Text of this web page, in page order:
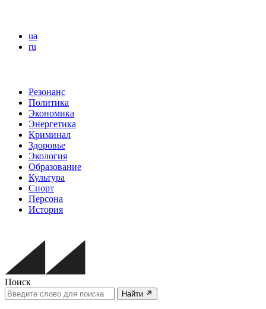
ua
ru
Резонанс
Политика
Экономика
Энергетика
Криминал
Здоровье
Экология
Образование
Культура
Спорт
Персона
История
Поиск
Найти